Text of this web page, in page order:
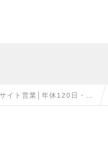
イト営業│年休120日・残